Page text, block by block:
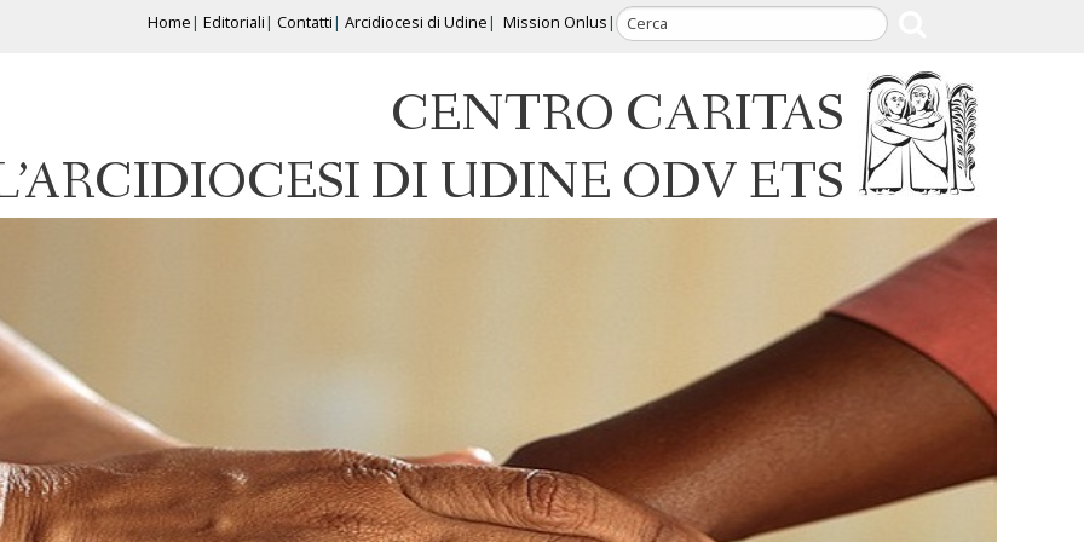
Home Editoriali Contatti Arcidiocesi di Udine Mission Onlus
CENTRO CARITAS
DI UDINE ODV ETS